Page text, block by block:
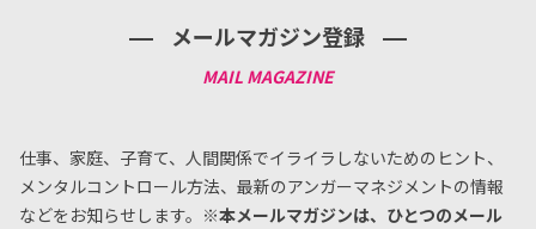
メールマガジン登録
仕事、家庭、子育て、人間関係でイライラしないためのヒント、
メンタルコントロール方法、 最新のアンガーマネジメントの情報
などをお知らせします。 ※本メールマガジンは、ひとつのメール